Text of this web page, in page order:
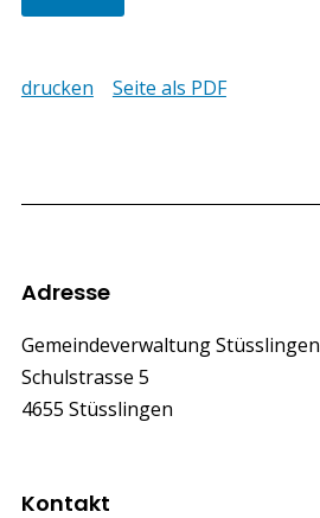
drucken Seite als PDF
Footer
Adresse
Gemeindeverwaltung Stüsslingen
Schulstrasse 5
4655 Stüsslingen
Kontakt